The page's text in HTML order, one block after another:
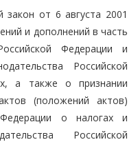
от 6 августа 2001
и дополнений в часть
Федерации и
Российской
а также о признании
(положений актов)
Федерации о налогах и
Российской